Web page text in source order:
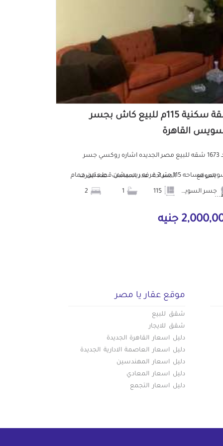
شقة سكنية 115م للبيع كاش بجسر
القاهرة
كود 1673 شقه للبيع مصر الجديده اشاره روكسي جسر
السويس مساحه 115 متر 2 غرفه ريسبشن قطعتين حمام الموقع
جسر السويس
المساحة عدد الحمامات عدد الغرف
جنيه
موقع عقار يا مصر
شقق للبيع
شقق للايجار
دليل اسعار القاهرة الجديدة
دليل اسعار العاصمة الادارية الجديدة
دليل اسعار المهندسين
دليل اسعار المعادي
دليل اسعار التجمع